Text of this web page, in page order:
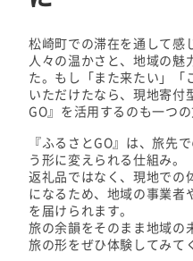
松崎町での滞在を通して感
人々の温かさと、地域の魅
た。もし「また来たい」「
いただけたなら、現地寄付
GO』を活用するのも一つの
『ふるさとGO』は、旅先
う形に変えられる仕組み。
返礼品ではなく、現地での
になるため、地域の事業者
を届けられます。
旅の余韻をそのまま地域の
旅の形をぜひ体験してみて